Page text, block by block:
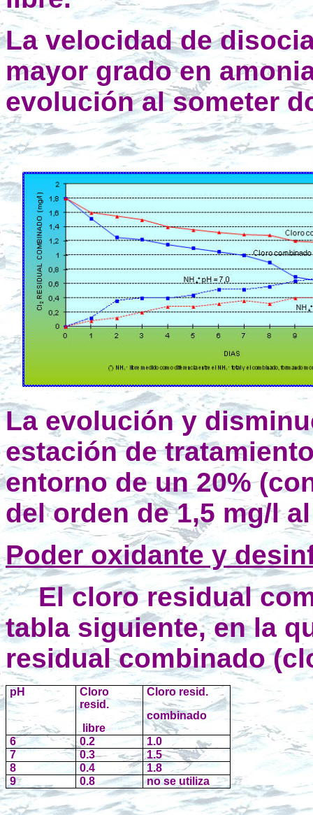
La velocidad de
mayor grado en
evolución al someter
La evolución y
estación de
entorno de un 20%
del orden de 1,5 mg/l
Poder oxidante y
El cloro residual
tabla siguiente, en la
residual combinado
pH
Cloro
resid.
libre
Cloro resid.
combinado
6 0.2
1.0
7
0.3
1.5
8
0.4
1.8
9
0.8 no se utiliza